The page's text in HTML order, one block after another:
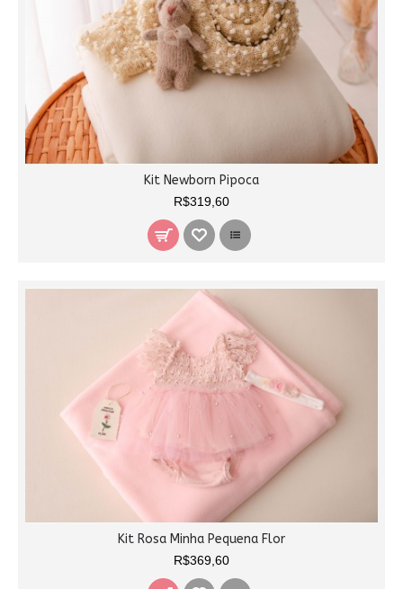
Kit Newborn Pipoca
R$319,60
Kit Rosa Minha Pequena Flor
R$369,60